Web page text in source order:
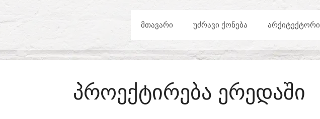
ᲛᲗᲐᲕᲐᲠᲘ ᲣᲫᲠᲐᲕᲘ ᲥᲝᲜᲔᲑᲐ ᲐᲠᲥᲘᲢᲔᲥᲢᲝᲠᲘ
ᲞᲠᲝᲔᲥᲢᲘᲠᲔᲑᲐ ᲔᲠᲔᲓᲐᲨᲘ